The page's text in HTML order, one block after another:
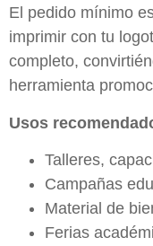
El pedido mínimo
imprimir con tu
completo,
herramienta
Usos
Talleres,
Campañas
Material de
Ferias